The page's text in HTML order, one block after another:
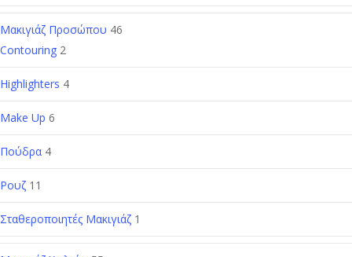
Μακιγιάζ Προσώπου 46
Contouring 2
Highlighters 4
Make Up 6
Πούδρα 4
Ρουζ 11
Σταθεροποιητές Μακιγιάζ 1